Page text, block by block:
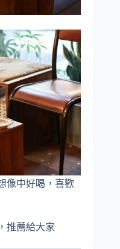
像中好喝，喜歡
推薦給大家